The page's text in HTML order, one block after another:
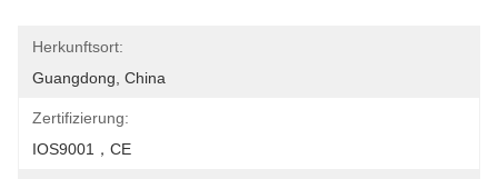
Herkunftsort:
Guangdong, China
Zertifizierung:
IOS9001，CE